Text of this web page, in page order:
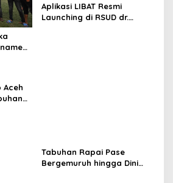
Aplikasi LIBAT Resmi
Launching di RSUD dr.
Aceh
Tabuhan Rapai Pase
Bergemuruh hingga Dini